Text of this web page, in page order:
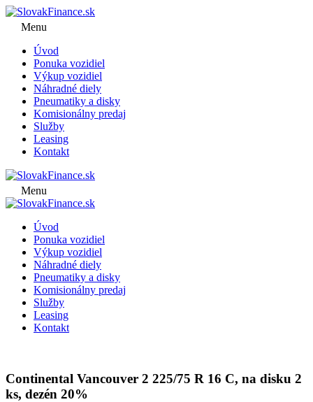
Menu
Úvod
Ponuka vozidiel
Výkup vozidiel
Náhradné diely
Pneumatiky a disky
Komisionálny predaj
Služby
Leasing
Kontakt
Menu
Úvod
Ponuka vozidiel
Výkup vozidiel
Náhradné diely
Pneumatiky a disky
Komisionálny predaj
Služby
Leasing
Kontakt
Continental Vancouver 2 225/75 R 16 C, na disku 2
ks, dezén 20%